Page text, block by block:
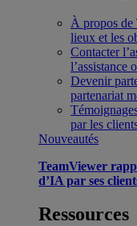
À propos de
lieux et les
Contacter
l’assistance
Devenir
partenariat
par les
Nouveautés
TeamViewer
d’IA par ses
Ressources